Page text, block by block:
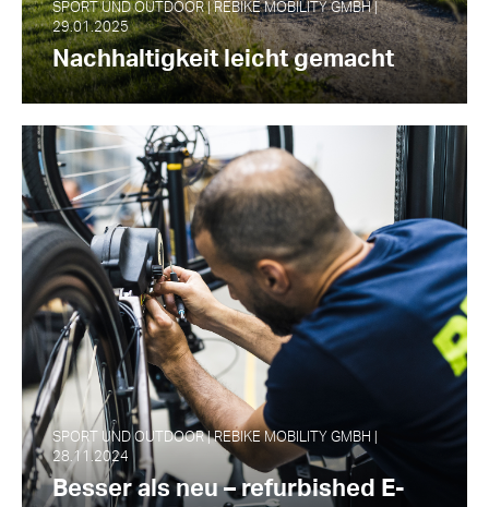
SPORT UND OUTDOOR | REBIKE MOBILITY GMBH |
29.01.2025
Nachhaltigkeit leicht gemacht
SPORT UND OUTDOOR | REBIKE MOBILITY GMBH |
28.11.2024
Besser als neu – refurbished E-